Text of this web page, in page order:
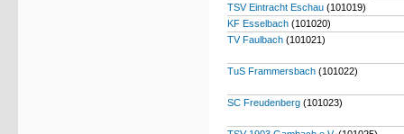
TSV Eintracht Eschau (101019)
KF Esselbach (101020)
TV Faulbach (101021)
TuS Frammersbach (101022)
SC Freudenberg (101023)